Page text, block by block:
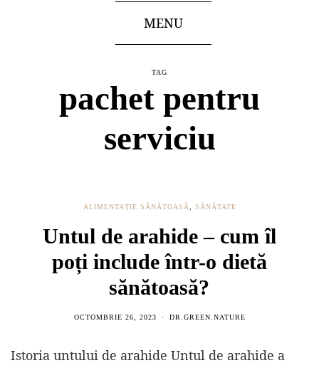
MENU
TAG
pachet pentru
serviciu
ALIMENTAȚIE SĂNĂTOASĂ SĂNĂTATE
Untul de arahide – cum îl
poți include într-o dietă
sănătoasă?
OCTOMBRIE 26, 2023 DR.GREEN.NATURE
Istoria untului de arahide Untul de arahide a